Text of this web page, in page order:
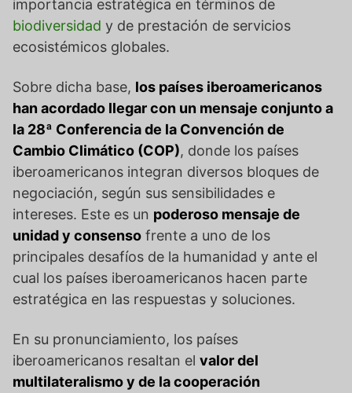
importancia estratégica en términos de
biodiversidad y de prestación de servicios
ecosistémicos globales.
Sobre dicha base, los países iberoamericanos
han acordado llegar con un mensaje conjunto a
la 28ª Conferencia de la Convención de
Cambio Climático (COP), donde los países
iberoamericanos integran diversos bloques de
negociación, según sus sensibilidades e
intereses. Este es un poderoso mensaje de
unidad y consenso frente a uno de los
principales desafíos de la humanidad y ante el
cual los países iberoamericanos hacen parte
estratégica en las respuestas y soluciones.
En su pronunciamiento, los países
iberoamericanos resaltan el valor del
multilateralismo y de la cooperación